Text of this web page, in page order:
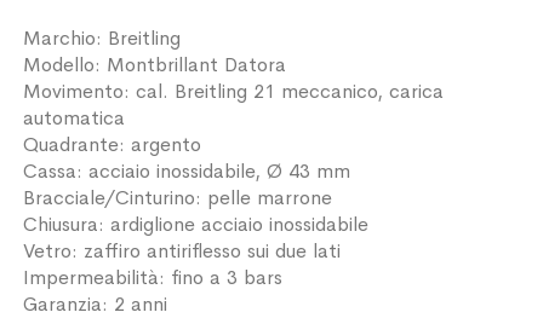
Marchio: Breitling
Modello: Montbrillant Datora
Movimento: cal. Breitling 21 meccanico, carica
automatica
Quadrante: argento
Cassa: acciaio inossidabile, Ø 43 mm
Bracciale/Cinturino: pelle marrone
Chiusura: ardiglione acciaio inossidabile
Vetro: zaffiro antiriflesso sui due lati
Impermeabilità: fino a 3 bars
Garanzia: 2 anni